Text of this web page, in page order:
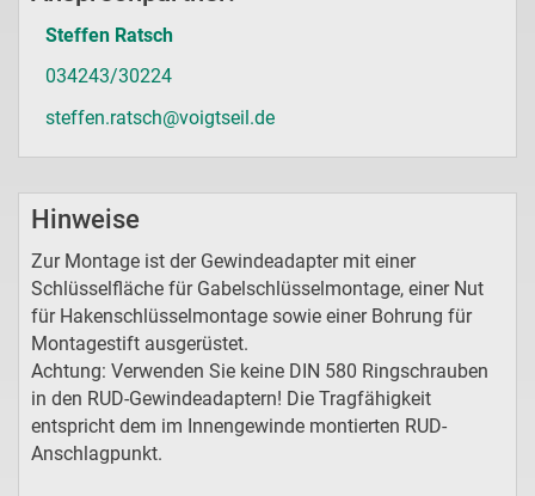
Steffen Ratsch
034243/30224
steffen.ratsch@voigtseil.de
Hinweise
Zur Montage ist der Gewindeadapter mit einer
Schlüsselfläche für Gabelschlüsselmontage, einer Nut
für Hakenschlüsselmontage sowie einer Bohrung für
Montagestift ausgerüstet.
Achtung: Verwenden Sie keine DIN 580 Ringschrauben
in den RUD-Gewindeadaptern! Die Tragfähigkeit
entspricht dem im Innengewinde montierten RUD-
Anschlagpunkt.